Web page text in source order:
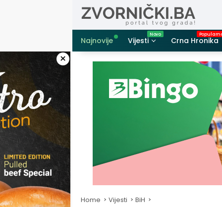
Najnovije
Vijesti Crna Hronika
×
Home Vijesti BiH